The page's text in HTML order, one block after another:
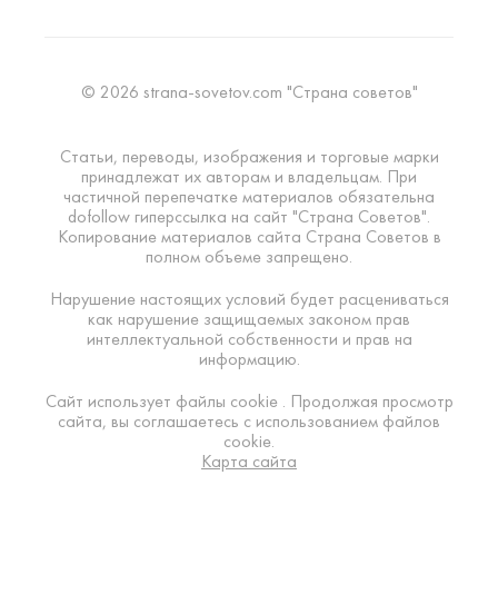
© 2026 strana-sovetov.com "Страна советов"
Статьи, переводы, изображения и торговые марки
принадлежат их авторам и владельцам. При
частичной перепечатке материалов обязательна
dofollow гиперссылка на сайт "Страна Советов".
Копирование материалов сайта Страна Советов в
полном объеме запрещено.
Нарушение настоящих условий будет расцениваться
как нарушение защищаемых законом прав
интеллектуальной собственности и прав на
информацию.
Сайт использует файлы cookie . Продолжая просмотр
сайта, вы соглашаетесь с использованием файлов
cookie.
Карта сайта